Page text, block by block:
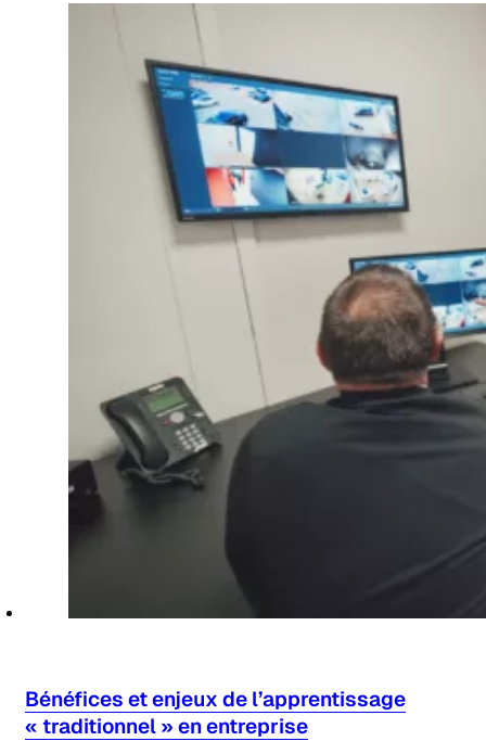
Bénéfices et enjeux de l’apprentissage
« traditionnel » en entreprise